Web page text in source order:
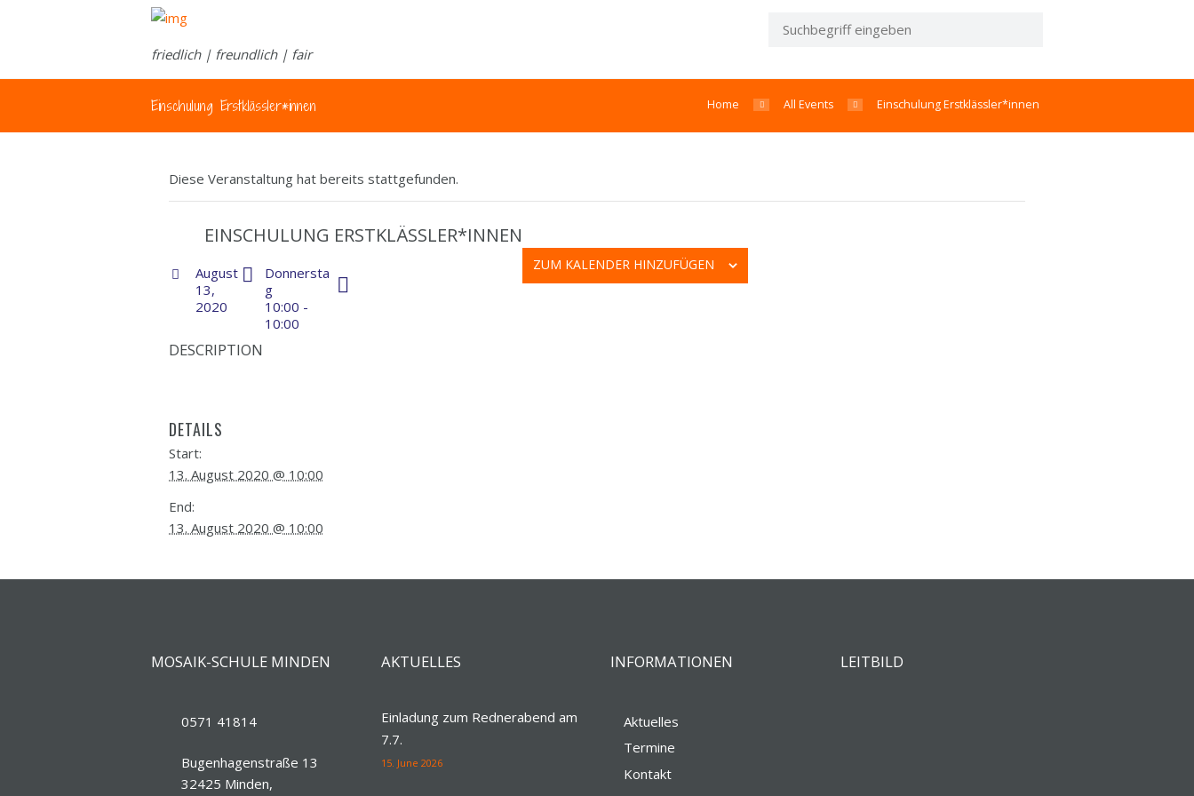
friedlich | freundlich | fair
Einschulung Erstklässler*innen Home All Events Einschulung Erstklässler*innen
Diese Veranstaltung hat bereits stattgefunden.
EINSCHULUNG ERSTKLÄSSLER*INNEN
August
13,
2020
Donnersta
g
10:00 -
10:00
DESCRIPTION
ZUM KALENDER HINZUFÜGEN
DETAILS
Start:
13. August 2020 @ 10:00
End:
13. August 2020 @ 10:00
MOSAIK-SCHULE MINDEN
0571 41814
Bugenhagenstraße 13
32425 Minden,
AKTUELLES
Einladung zum Rednerabend am
7.7.
15. June 2026
INFORMATIONEN
Aktuelles
Termine
Kontakt
LEITBILD